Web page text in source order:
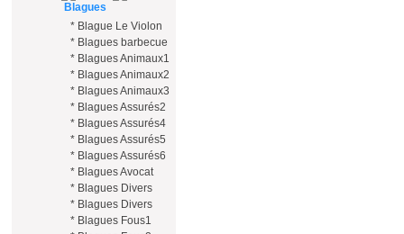
Blagues
* Blague Le Violon
* Blagues barbecue
* Blagues Animaux1
* Blagues Animaux2
* Blagues Animaux3
* Blagues Assurés2
* Blagues Assurés4
* Blagues Assurés5
* Blagues Assurés6
* Blagues Avocat
* Blagues Divers
* Blagues Divers
* Blagues Fous1